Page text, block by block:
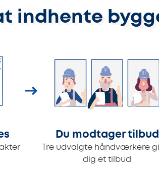
indhente
Du modtager tilbud
Tre udvalgte håndværkere
dig et tilbud